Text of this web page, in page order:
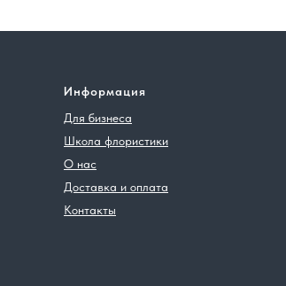
Информация
Для бизнеса
Школа флористики
О нас
Доставка и оплата
Контакты